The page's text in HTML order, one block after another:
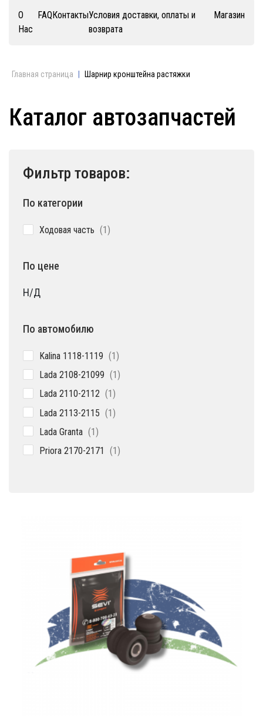
О
Нас
FAQКонтактыУсловия доставки, оплаты и
возврата
Магазин
Главная страница Шарнир кронштейна растяжки
Каталог автозапчастей
Фильтр товаров:
По категории
Ходовая часть 11
По цене
Н/Д
По автомобилю
Kalina 1118-1119 11
Lada 2108-21099 1 1
Lada 2110-2112 1 1
Lada 2113-2115 11
Lada Granta 11
Priora 2170-2171 11